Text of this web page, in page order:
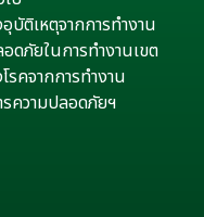
บัติเหตุจากการทำงาน
ดภัยในการทำงานเขต
รคจากการทำงาน
ความปลอดภัยฯ